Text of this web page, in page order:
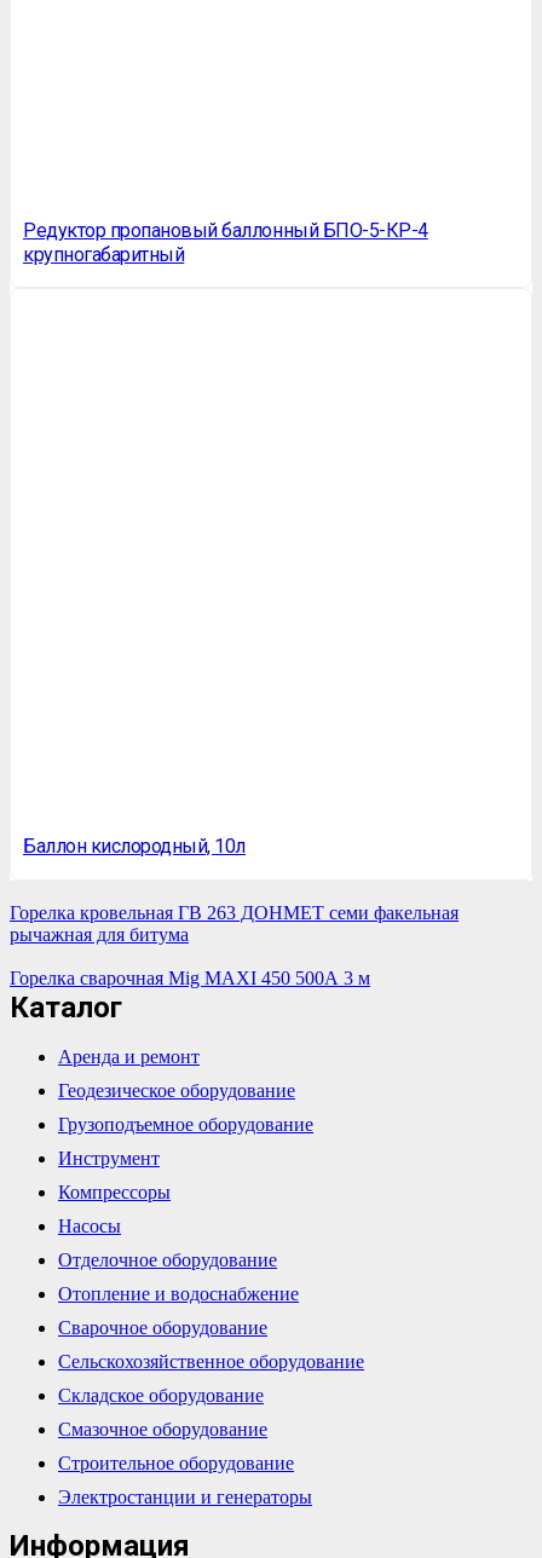
Редуктор пропановый баллонный БПО-5-КР-4
крупногабаритный
Баллон кислородный, 10л
Горелка кровельная ГВ 263 ДОНМЕТ семи факельная
рычажная для битума
Горелка сварочная Mig MAXI 450 500А 3 м
Каталог
Аренда и ремонт
Геодезическое оборудование
Грузоподъемное оборудование
Инструмент
Компрессоры
Насосы
Отделочное оборудование
Отопление и водоснабжение
Сварочное оборудование
Сельскохозяйственное оборудование
Складское оборудование
Смазочное оборудование
Строительное оборудование
Электростанции и генераторы
Информация